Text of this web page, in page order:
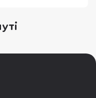
частота оновлення
картинку без